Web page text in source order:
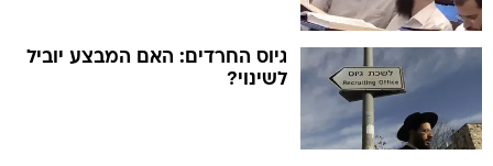
גיוס החרדים: האם המבצע יוביל
לשינוי?